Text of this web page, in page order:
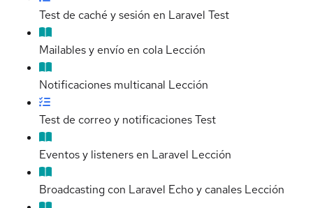
Test de caché y sesión en Laravel Test
Mailables y envío en cola Lección
Notificaciones multicanal Lección
Test de correo y notificacionesTest
Eventos y listeners en Laravel Lección
Broadcasting con Laravel Echo y canales Lección